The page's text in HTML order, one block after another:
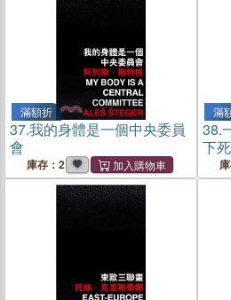
滿額折
37.我的身體是一個中央委員
會
庫存：2
滿
38.
下